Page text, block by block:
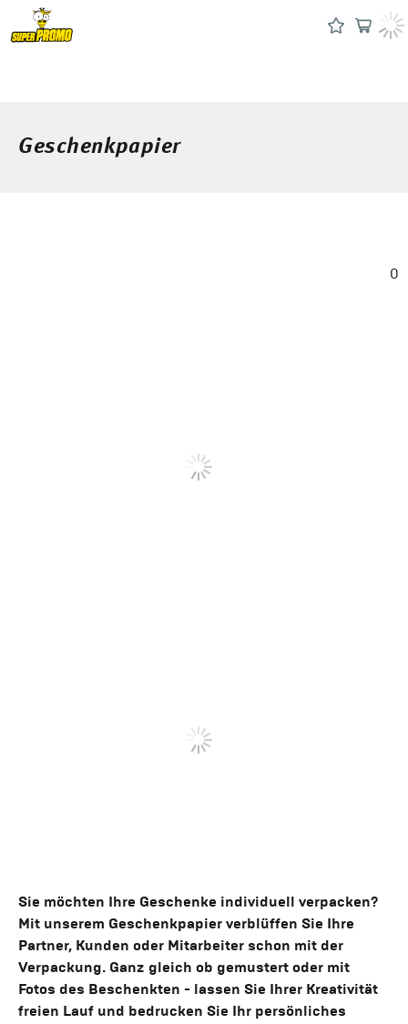
Geschenkpapier
0
Sie möchten Ihre Geschenke individuell verpacken?
Mit unserem Geschenkpapier verblüffen Sie Ihre
Partner, Kunden oder Mitarbeiter schon mit der
Verpackung. Ganz gleich ob gemustert oder mit
Fotos des Beschenkten - lassen Sie Ihrer Kreativität
freien Lauf und bedrucken Sie Ihr persönliches